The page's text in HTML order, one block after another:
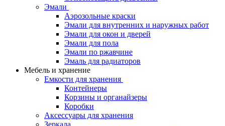
Эмали
Аэрозольные краски
Эмали для внутренних и наружных работ
Эмали для окон и дверей
Эмали для пола
Эмали по ржавчине
Эмаль для радиаторов
Мебель и хранение
Емкости для хранения
Контейнеры
Корзины и органайзеры
Коробки
Аксессуары для хранения
Зеркала